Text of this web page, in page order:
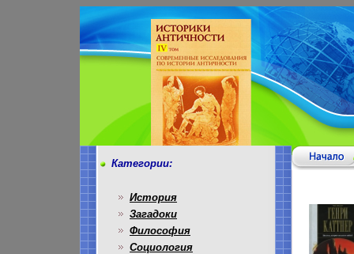
Категории:
История
Загадоки
Философия
Социология